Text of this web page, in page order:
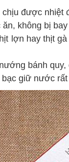
được
không bị
lợn hay thịt
bánh quy,
giữ nước